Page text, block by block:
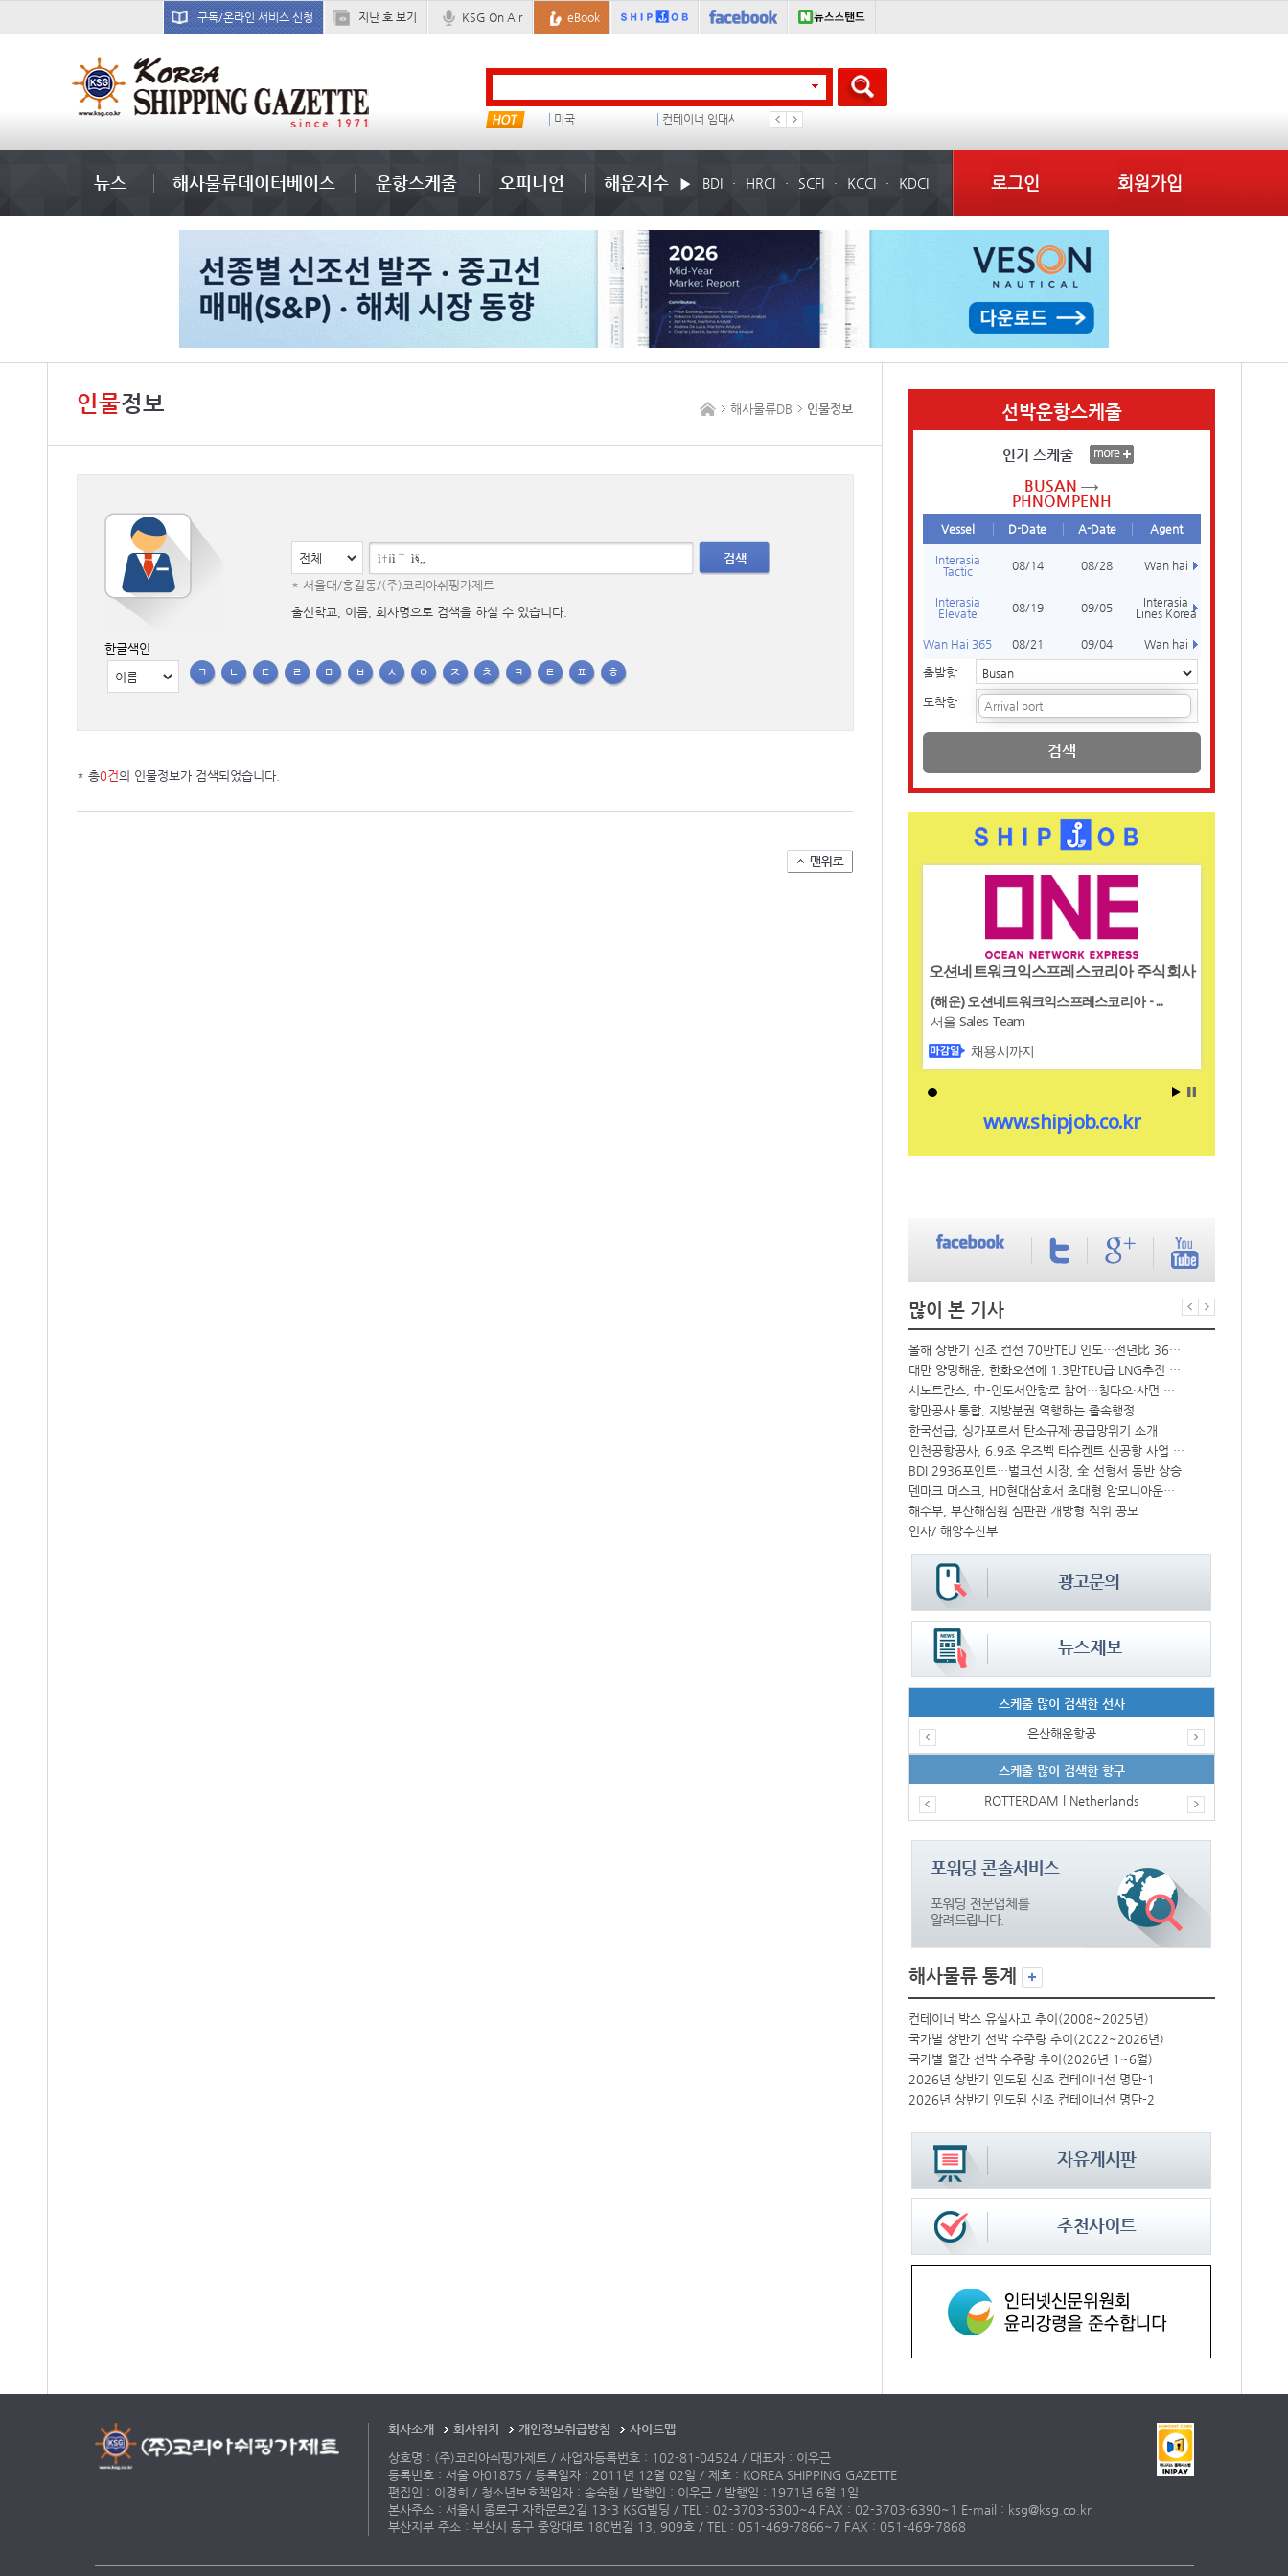
구독/온라인 서비스 신청 지난 호 보기 KSG On Air eBook
냉동 미국 컨테이너 임대사 석도
뉴스 해사물류데이터베이스 운항스케줄 오피니언 해운지수 BDI HRCI SCFI KCCI KDCI 로그인 회원가입
인물정보 해사물류DB 인물정보
검색
* 서울대/홍길동/(주)코리아쉬핑가제트
출신학교, 이름, 회사명으로 검색을 하실 수 있습니다.
한글색인
ㄱ
ㄴ ㄷ ㄹ ㅁ ㅂ ㅅ ㅇ ㅈ ㅊ ㅋ ㅌ ㅍ ㅎ
* 총0건의 인물정보가 검색되었습니다.
선박운항스케줄
인기 스케줄
BUSAN
PHNOMPENH
Vessel D-Date A-Date Agent
Interasia
Tactic
08/14 08/28 Wan hai
Interasia
Elevate
08/19 09/05
Interasia
Lines Korea
Wan Hai 365 08/21 09/04 Wan hai
출발항
도착항
검색
많이 본 기사
올해 상반기 신조 컨선 70만TEU 인도…전년比 36% 감소
대만 양밍해운, 한화오션에 1.3만TEU급 LNG추진 컨선 6척 발주
시노트란스, 中-인도서안항로 참여…칭다오·샤먼 직항
항만공사 통합, 지방분권 역행하는 졸속행정
한국선급, 싱가포르서 탄소규제·공급망위기 소개
인천공항공사, 6.9조 우즈벡 타슈켄트 신공항 사업 참여
BDI 2936포인트…벌크선 시장, 全 선형서 동반 상승
덴마크 머스크, HD현대삼호서 초대형 암모니아운반선 인도받아
해수부, 부산해심원 심판관 개방형 직위 공모
인사/ 해양수산부
스케줄 많이 검색한 선사
은산해운항공
스케줄 많이 검색한 항구
ROTTERDAM | Netherlands
해사물류 통계
컨테이너 박스 유실사고 추이(2008~2025년)
국가별 상반기 선박 수주량 추이(2022~2026년)
국가별 월간 선박 수주량 추이(2026년 1~6월)
2026년 상반기 인도된 신조 컨테이너선 명단-1
2026년 상반기 인도된 신조 컨테이너선 명단-2
회사소개 회사위치 개인정보취급방침
사이트맵
상호명 : (주)코리아쉬핑가제트 / 사업자등록번호 : 102-81-04524 / 대표자 : 이우근
등록번호 : 서울 아01875 / 등록일자 : 2011년 12월 02일 / 제호 : KOREA SHIPPING GAZETTE
편집인 : 이경희 / 청소년보호책임자 : 송숙현 / 발행인 : 이우근 / 발행일 : 1971년 6월 1일
본사주소 : 서울시 종로구 자하문로2길 13-3 KSG빌딩 / TEL : 02-3703-6300~4 FAX : 02-3703-6390~1 E-mail : ksg@ksg.co.kr
부산지부 주소 : 부산시 동구 중앙대로 180번길 13, 909호 / TEL : 051-469-7866~7 FAX : 051-469-7868